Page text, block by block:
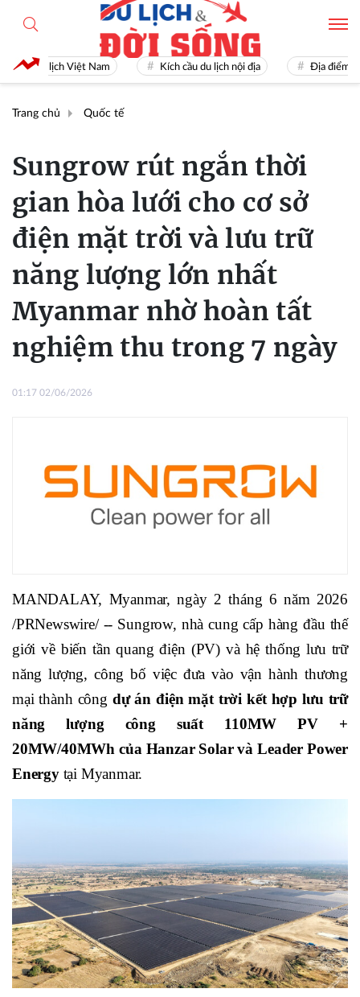
Du lịch Việt Nam Kích cầu du lịch nội địa Địa điểm du
Trang chủ Quốc tế
Sungrow rút ngắn thời
gian hòa lưới cho cơ sở
điện mặt trời và lưu trữ
năng lượng lớn nhất
Myanmar nhờ hoàn tất
nghiệm thu trong 7 ngày
01:17 02/06/2026
MANDALAY, Myanmar, ngày 2 tháng 6 năm 2026
/PRNewswire/ -- Sungrow, nhà cung cấp hàng đầu thế
giới về biến tần quang điện (PV) và hệ thống lưu trữ
năng lượng, công bố việc đưa vào vận hành thương
mại thành công dự án điện mặt trời kết hợp lưu trữ
năng lượng công suất 110MW PV +
20MW/40MWh của Hanzar Solar và Leader Power
Energytại Myanmar.